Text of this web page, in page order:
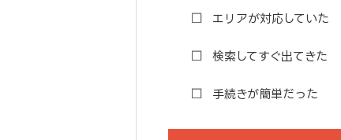
エリアが対応していた
検索してすぐ出てきた
手続きが簡単だった